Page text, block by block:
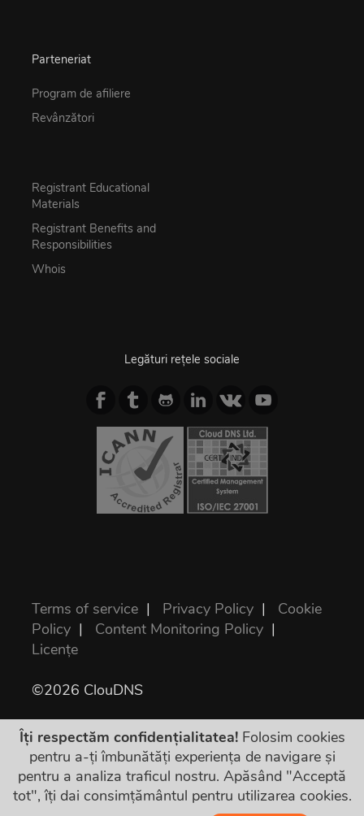
Parteneriat
Program de afiliere
Revânzători
Registrant Educational
Materials
Registrant Benefits and
Responsibilities
Whois
Legături rețele sociale
Terms of service | Privacy Policy | Cookie
Policy | Content Monitoring Policy |
Licențe
©2026 ClouDNS
Îți respectăm confidențialitatea!Folosim cookies
pentru a-ți îmbunătăți experiența de navigare și
pentru a analiza traficul nostru. Apăsând "Acceptă
tot", îți dai consimțământul pentru utilizarea cookies.